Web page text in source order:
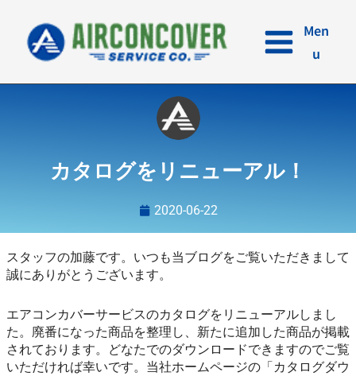
キ
Men
u
カタログをリニューアル！
2020-06-22
スタッフの加藤です。いつも当ブログをご覧いただきまして
誠にありがとうございます。
エアコンカバーサービスのカタログをリニューアルしまし
た。廃番になった商品を整理し、新たに追加した商品が掲載
されております。どなたでのダウンロードできますのでご覧
いただければ幸いです。当社ホームページの「カタログダウ